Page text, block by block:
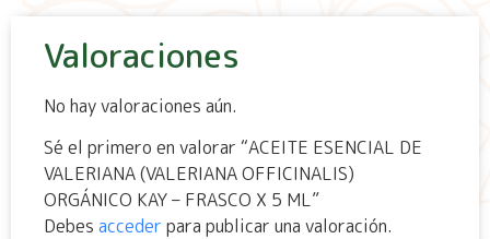
Valoraciones
No hay valoraciones aún.
Sé el primero en valorar “ACEITE ESENCIAL DE
VALERIANA (VALERIANA OFFICINALIS)
ORGÁNICO KAY – FRASCO X 5 ML”
Debes acceder para publicar una valoración.